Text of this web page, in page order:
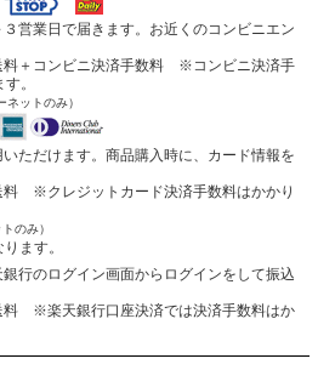
営業日で届きます。お近くのコンビニエン
＋コンビニ決済手数料 ※コンビニ決済手
。
ネットのみ）
ただけます。商品購入時に、カード情報を
※クレジットカード決済手数料はかかり
のみ）
ます。
行のログイン画面からログインをして振込
※楽天銀行口座決済では決済手数料はか